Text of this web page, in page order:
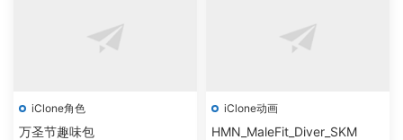
iClone角色
万圣节趣味包
iClone动画
HMN_MaleFit_Diver_SKM